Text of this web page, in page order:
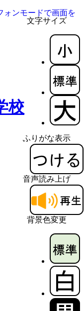
文字サイズ
ふりがな表示
音声読み上げ
背景色変更
ォンモードで画面を
校